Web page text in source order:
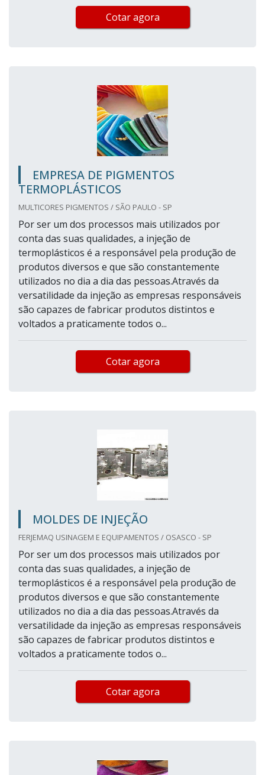
Cotar agora
EMPRESA DE PIGMENTOS
TERMOPLÁSTICOS
MULTICORES PIGMENTOS / SÃO PAULO - SP
Por ser um dos processos mais utilizados por
conta das suas qualidades, a injeção de
termoplásticos é a responsável pela produção de
produtos diversos e que são constantemente
utilizados no dia a dia das pessoas.Através da
versatilidade da injeção as empresas responsáveis
são capazes de fabricar produtos distintos e
voltados a praticamente todos o...
Cotar agora
MOLDES DE INJEÇÃO
FERJEMAQ USINAGEM E EQUIPAMENTOS / OSASCO - SP
Por ser um dos processos mais utilizados por
conta das suas qualidades, a injeção de
termoplásticos é a responsável pela produção de
produtos diversos e que são constantemente
utilizados no dia a dia das pessoas.Através da
versatilidade da injeção as empresas responsáveis
são capazes de fabricar produtos distintos e
voltados a praticamente todos o...
Cotar agora